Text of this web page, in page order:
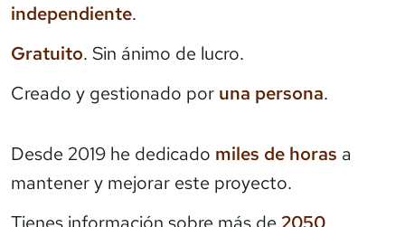
independiente.
Gratuito. Sin ánimo de lucro.
Creado y gestionado por una persona.
Desde 2019 he dedicado miles de horas a
mantener y mejorar este proyecto.
Tienes información sobre más de 2050